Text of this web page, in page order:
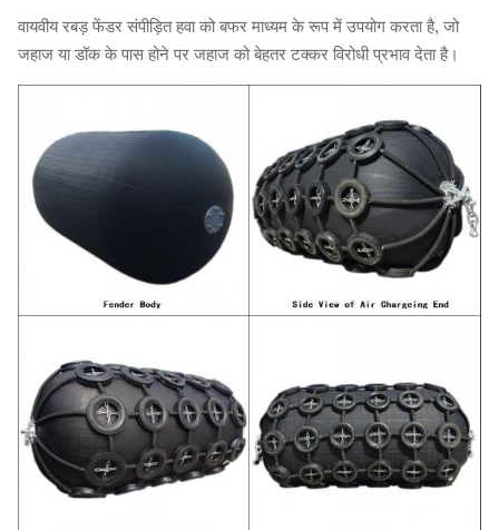
वायवीय रबड़ फेंडर संपीड़ित हवा को बफर माध्यम के रूप में उपयोग करता है, जो
जहाज या डॉक के पास होने पर जहाज को बेहतर टक्कर विरोधी प्रभाव देता है।